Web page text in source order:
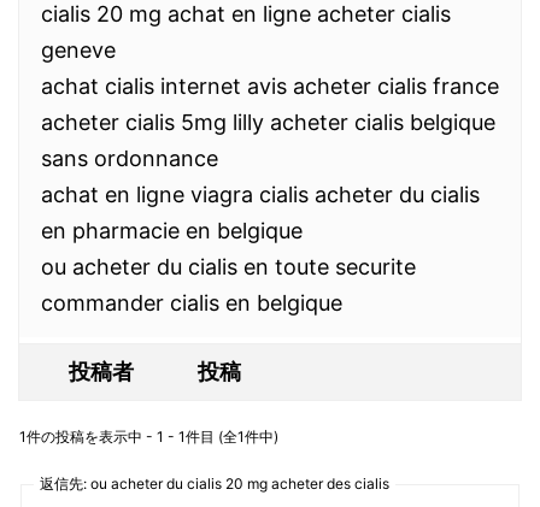
cialis 20 mg achat en ligne acheter cialis
geneve
achat cialis internet avis acheter cialis france
acheter cialis 5mg lilly acheter cialis belgique
sans ordonnance
achat en ligne viagra cialis acheter du cialis
en pharmacie en belgique
ou acheter du cialis en toute securite
commander cialis en belgique
投稿者 投稿
1件の投稿を表示中 - 1 - 1件目 (全1件中)
返信先: ou acheter du cialis 20 mg acheter des cialis